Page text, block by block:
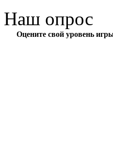
Наш опрос
Оцените свой уровень